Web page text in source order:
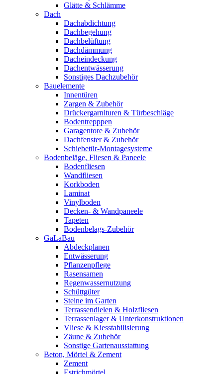
Glätte & Schlämme
Dach
Dachabdichtung
Dachbegehung
Dachbelüftung
Dachdämmung
Dacheindeckung
Dachentwässerung
Sonstiges Dachzubehör
Bauelemente
Innentüren
Zargen & Zubehör
Drückergarnituren & Türbeschläge
Bodentrepppen
Garagentore & Zubehör
Dachfenster & Zubehör
Schiebetür-Montagesysteme
Bodenbeläge, Fliesen & Paneele
Bodenfliesen
Wandfliesen
Korkboden
Laminat
Vinylboden
Decken- & Wandpaneele
Tapeten
Bodenbelags-Zubehör
GaLaBau
Abdeckplanen
Entwässerung
Pflanzenpflege
Rasensamen
Regenwassernutzung
Schüttgüter
Steine im Garten
Terrassendielen & Holzfliesen
Terrassenlager & Unterkonstruktionen
Vliese & Kiesstabilisierung
Zäune & Zubehör
Sonstige Gartenausstattung
Beton, Mörtel & Zement
Zement
Estrichmörtel